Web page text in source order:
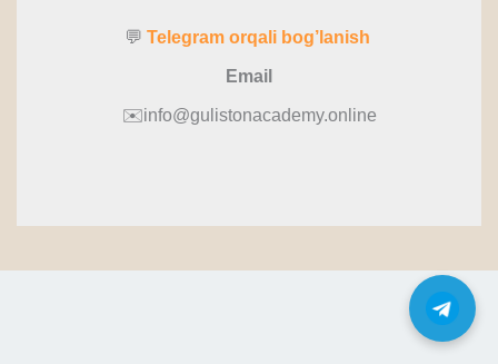
💬 Telegram orqali bog’lanish
Email
✉️info@gulistonacademy.online